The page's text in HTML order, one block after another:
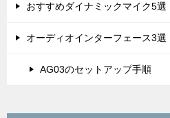
おすすめダイナミックマイク5選
オーディオインターフェース3選
AG03のセットアップ手順